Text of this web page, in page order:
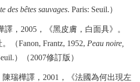
des bêtes sauvages. Paris: Seuil.）
譯， 2005 ，《黑皮膚，白面具》。
。（Fanon, Frantz, 1952, Peau noire,
）（2007修訂版）
瑞樺譯， 2001 ，《法國為何出現左